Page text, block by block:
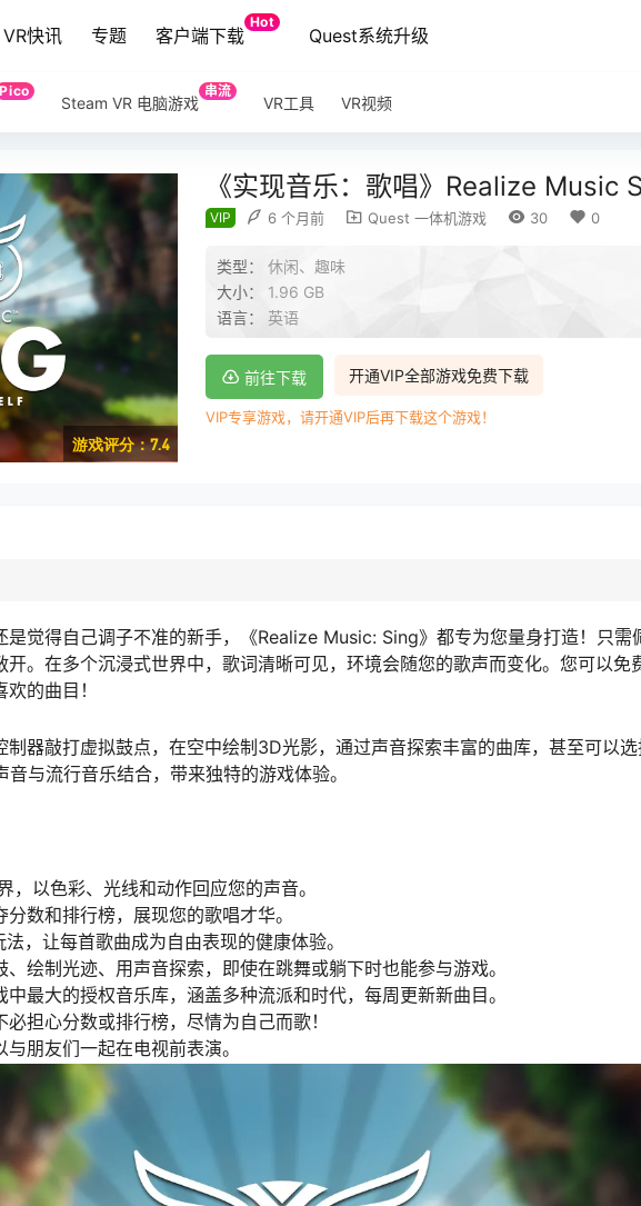
VR快讯 专题 客户端下载
Hot
Quest系统升级
Pico
Steam VR 电脑游戏
串流
VR工具 VR视频
游戏评分：7.4
《实现音乐：歌唱》Realize Music
VIP 6 个月前 Quest 一体机游戏 30 0
类型： 休闲、趣味
大小： 1.96 GB
语言： 英语
开通VIP全部游戏免费下载
前往下载
VIP专享游戏，请开通VIP后再下载这个游戏！
觉得自己调子不准的新手，《Realize Music: Sing》都专为您量身打造！只需
。在多个沉浸式世界中，歌词清晰可见，环境会随您的歌声而变化。您可以免
的曲目！
器敲打虚拟鼓点，在空中绘制3D光影，通过声音探索丰富的曲库，甚至可以
与流行音乐结合，带来独特的游戏体验。
以色彩、光线和动作回应您的声音。
数和排行榜，展现您的歌唱才华。
，让每首歌曲成为自由表现的健康体验。
绘制光迹、用声音探索，即使在跳舞或躺下时也能参与游戏。
最大的授权音乐库，涵盖多种流派和时代，每周更新新曲目。
担心分数或排行榜，尽情为自己而歌！
朋友们一起在电视前表演。